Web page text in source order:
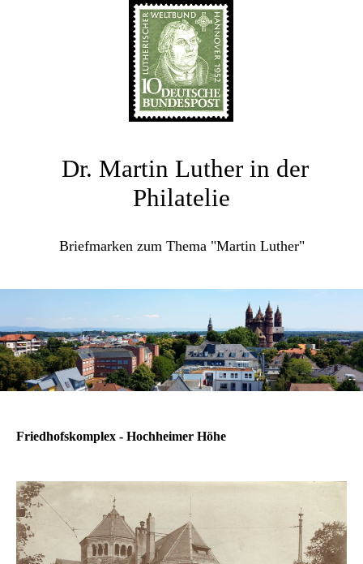
Dr. Martin Luther in der
Philatelie
Briefmarken zum Thema "Martin Luther"
Friedhofskomplex - Hochheimer Höhe